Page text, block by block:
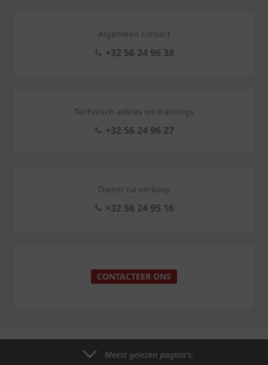
Algemeen contact
+32 56 24 96 38
Technisch advies en trainings
+32 56 24 96 27
Dienst na verkoop
+32 56 24 95 16
CONTACTEER ONS
Meest gelezen pagina's: